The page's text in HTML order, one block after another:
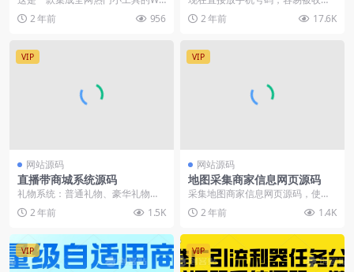
rdPress插件，仅在子比主题测试，
其他主题需...
2 年前 956
（附源码）
集，导致信息泄露
2 年前 17.6K
VIP
网站源码
直播带商城系统源码
礼物系统：普通礼物、豪华礼物、
热门礼物、守护礼物、幸运礼物提
现方式：统一平台提现...
2 年前 1.5K
VIP
网站源码
地图采集商家信息网页源码
采集地图商家信息网页源码，使用
的是百度地图接口，将文件上传至
服务器根目录即可使用...
2 年前 1.4K
VIP VIP